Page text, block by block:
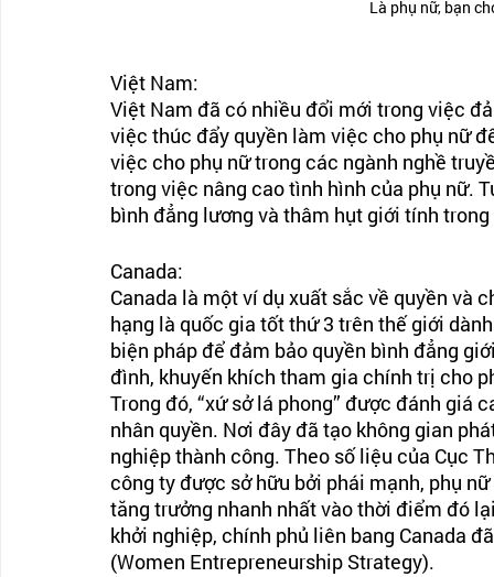
Là phụ nữ, bạn
Việt Nam:
Việt Nam đã có nhiều đổi mới trong việc
việc thúc đẩy quyền làm việc cho phụ nữ
việc cho phụ nữ trong các ngành nghề
trong việc nâng cao tình hình của phụ nữ.
bình đẳng lương và thâm hụt giới tính
Canada:
Canada là một ví dụ xuất sắc về quyền và
hạng là quốc gia tốt thứ 3 trên thế giới
biện pháp để đảm bảo quyền bình đẳng
đình, khuyến khích tham gia chính trị cho
Trong đó, “xứ sở lá phong” được đánh giá
nhân quyền. Nơi đây đã tạo không gian
nghiệp thành công. Theo số liệu của Cục
công ty được sở hữu bởi phái mạnh, phụ
tăng trưởng nhanh nhất vào thời điểm đó
khởi nghiệp, chính phủ liên bang Canada
(Women Entrepreneurship Strategy).